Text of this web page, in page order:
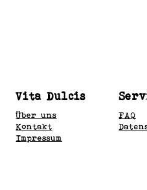
Vita Dulcis
Über uns
Kontakt
Impressum
FAQ